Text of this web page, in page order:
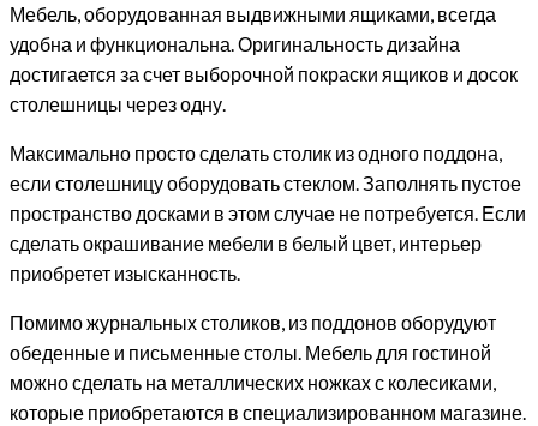
Мебель, оборудованная выдвижными ящиками, всегда
удобна и функциональна. Оригинальность дизайна
достигается за счет выборочной покраски ящиков и досок
столешницы через одну.
Максимально просто сделать столик из одного поддона,
если столешницу оборудовать стеклом. Заполнять пустое
пространство досками в этом случае не потребуется. Если
сделать окрашивание мебели в белый цвет, интерьер
приобретет изысканность.
Помимо журнальных столиков, из поддонов оборудуют
обеденные и письменные столы. Мебель для гостиной
можно сделать на металлических ножках с колесиками,
которые приобретаются в специализированном магазине.